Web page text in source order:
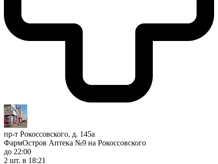
пр-т Рокоссовского, д. 145а
ФармОстров Аптека №9 на Рокоссовского
до 22:00
2 шт. в 18:21